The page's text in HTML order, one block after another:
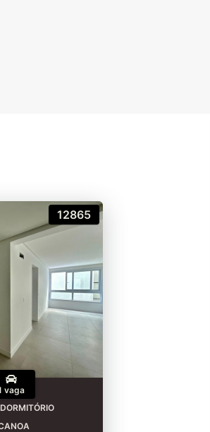
12865
vaga